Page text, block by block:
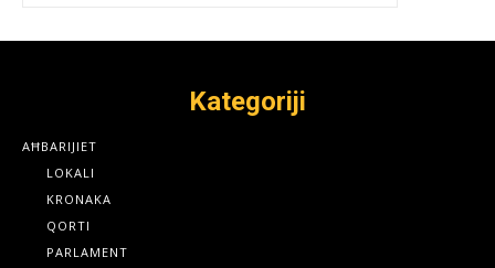
Kategoriji
AĦBARIJIET
LOKALI
KRONAKA
QORTI
PARLAMENT